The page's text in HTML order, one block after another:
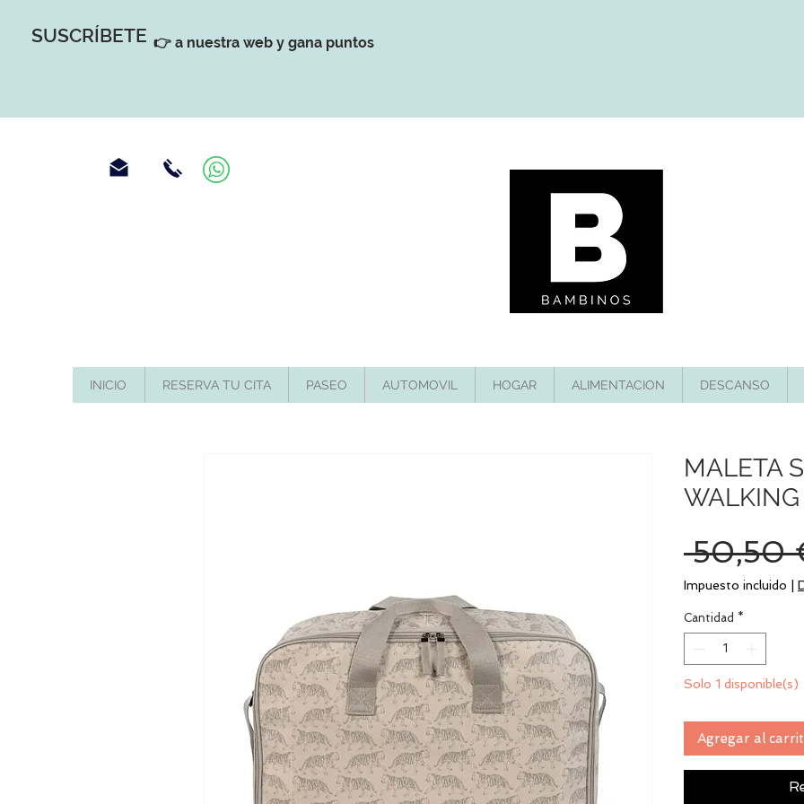
SUSCRÍBETE 👉 a nuestra web y gana puntos
INICIO RESERVA TU CITA PASEO AUTOMOVIL HOGAR ALIMENTACION DESCANSO
MALETA
50,50
Impuesto incluido
Cantidad *
Solo 1 disponible(s)
Agregar al